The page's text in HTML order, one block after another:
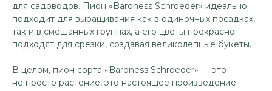
для садоводов. Пион «Baroness Schroeder» идеально
подходит для выращивания как в одиночных посадках,
так и в смешанных группах, а его цветы прекрасно
подходят для срезки, создавая великолепные букеты.
В целом, пион сорта «Baroness Schroeder» — это
не просто растение, это настоящее произведение